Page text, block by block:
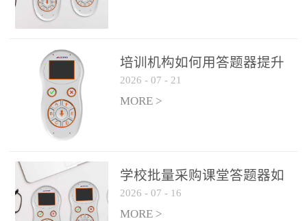
免打断课堂连贯性。无论
点讲解互动，还是课后即
时反馈，QVote 都能灵活
适配不同教学环节需求，
让教师专注于教学内容本
身，而非技术操作。多元
热情QVote 提供了丰富的
互动功能矩阵，满足不同
学科、不同教学目标的互
培训机构如何用答题器提升
学生专注度
2026 - 07 - 21
MORE >
学校批量采购课堂答题器如
何选厂家
2026 - 07 - 16
MORE >